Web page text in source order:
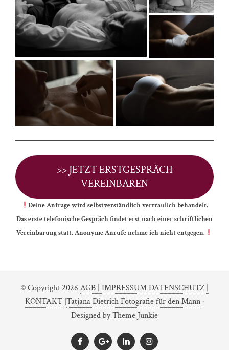
>> JETZT ERSTGESPRÄCH
VEREINBAREN
Deine Anfrage wird selbstverständlich vertraulich behandelt.
Das erste telefonische Gespräch findet erst nach einer schriftlichen
Vereinbarung statt. Anonyme Anrufe nehme ich nicht entgegen.
© Copyright 2026 AGB | IMPRESSUM DATENSCHUTZ |
KONTAKT Tatjana Dietrich Fotografie für den Mann ·
Designed byTheme Junkie